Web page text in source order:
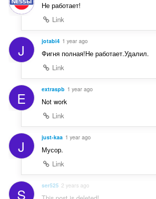
Не работает!
Link
J jotabi4 1 year ago
Фигня полная!Не работает.Удалил.
Link
E extraspb 1 year ago
Not work
Link
J just-kaa 1 year ago
Мусор.
Link
S ser525 2 years ago